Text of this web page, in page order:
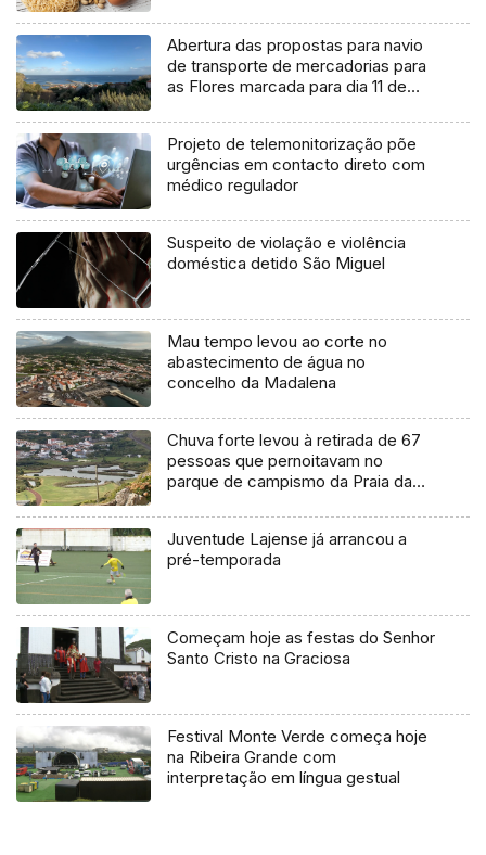
Abertura das propostas para navio
de transporte de mercadorias para
as Flores marcada para dia 11 de
Projeto de telemonitorização põe
urgências em contacto direto com
médico regulador
Suspeito de violação e violência
doméstica detido São Miguel
Mau tempo levou ao corte no
abastecimento de água no
concelho da Madalena
Chuva forte levou à retirada de 67
pessoas que pernoitavam no
parque de campismo da Praia da
Juventude Lajense já arrancou a
pré-temporada
Começam hoje as festas do Senhor
Santo Cristo na Graciosa
Festival Monte Verde começa hoje
na Ribeira Grande com
interpretação em língua gestual